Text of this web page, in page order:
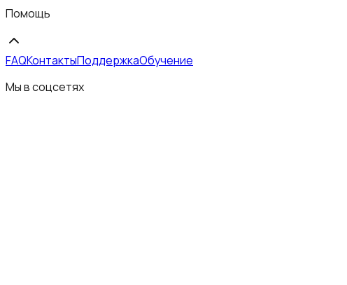
Помощь
FAQКонтактыПоддержкаОбучение
Мы в соцсетях